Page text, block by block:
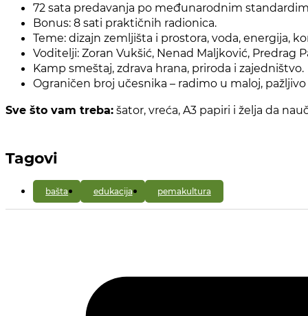
72 sata predavanja po međunarodnim
Bonus: 8 sati praktičnih radionica.
Teme: dizajn zemljišta i prostora, voda, energija,
Voditelji: Zoran Vukšić, Nenad Maljković, Predrag
Kamp smeštaj, zdrava hrana, priroda i zajedništvo.
Ograničen broj učesnika – radimo u maloj,
Sve što vam treba: šator, vreća, A3 papiri i želja da
Tagovi
bašta edukacija pemakultura